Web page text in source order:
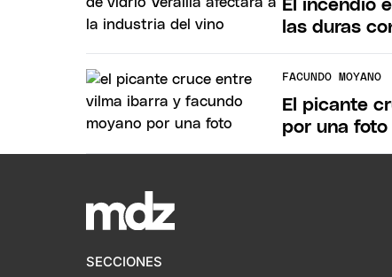
El incendio
las duras
FACUNDO MOYANO
El picante
por una foto
SECCIONES